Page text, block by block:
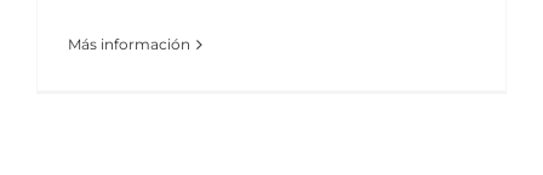
Más información